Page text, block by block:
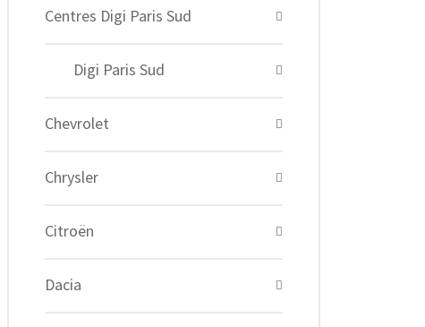
Centres Digi Paris Sud
Digi Paris Sud
Chevrolet
Chrysler
Citroën
Dacia